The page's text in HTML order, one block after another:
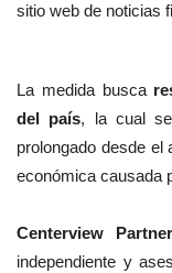
sitio web de noticias
La medida busca
del país, la cual
prolongado desde el
económica causada
Centerview
independiente y